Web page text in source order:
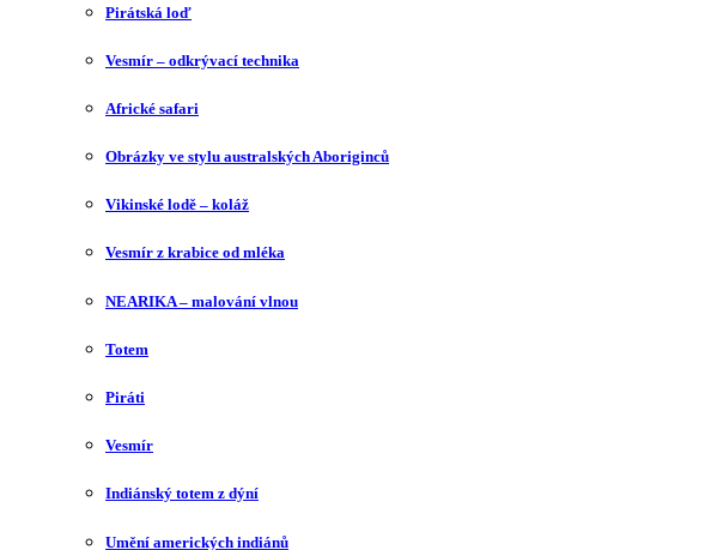
Pirátská loď
Vesmír – odkrývací technika
Africké safari
Obrázky ve stylu australských Aboriginců
Vikinské lodě – koláž
Vesmír z krabice od mléka
NEARIKA – malování vlnou
Totem
Piráti
Vesmír
Indiánský totem z dýní
Umění amerických indiánů